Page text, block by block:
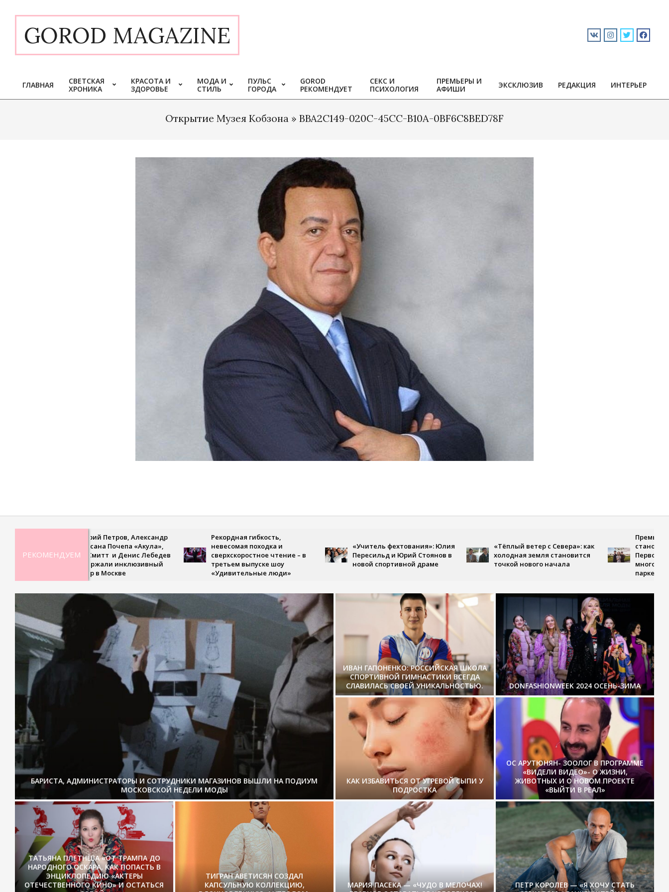
contentGOROD MAGAZINE
Primary
Navigation
ГЛАВНАЯ
СВЕТСКАЯ
ХРОНИКА
КРАСОТА И
ЗДОРОВЬЕ
МОДА И
СТИЛЬ
ПУЛЬС
ГОРОДА
GOROD
РЕКОМЕНДУЕТ
СЕКС И
ПСИХОЛОГИЯ
ПРЕМЬЕРЫ И
АФИШИ
ЭКСКЛЮЗИВ РЕДАКЦИЯ ИНТЕРЬЕР
Открытие Музея Кобзона » BBA2C149-020C-45CC-B10A-0BF6C8BED78F
08-
РЕКОМЕНДУЕМ
Дмитрий Петров, Александр
Ян, Оксана Почепа «Акула»,
Кира Смитт и Денис Лебедев
поддержали инклюзивный
турнир в Москве
Рекордная гибкость,
невесомая походка и
сверхскоростное чтение – в
третьем выпуске шоу
«Удивительные люди»
«Учитель фехтования»: Юлия
Пересильд и Юрий Стоянов в
новой спортивной драме
«Тёплый ветер с Севера»: как
холодная земля становится
точкой нового начала
Премьера, где
становится
Первом канале
многосерийная
парке Чаир»
БАРИСТА, АДМИНИСТРАТОРЫ И СОТРУДНИКИ МАГАЗИНОВ ВЫШЛИ НА ПОДИУМ
МОСКОВСКОЙ НЕДЕЛИ МОДЫ
ИВАН ГАПОНЕНКО: РОССИЙСКАЯ ШКОЛА
СПОРТИВНОЙ ГИМНАСТИКИ ВСЕГДА
СЛАВИЛАСЬ СВОЕЙ УНИКАЛЬНОСТЬЮ.
DONFASHIONWEEK 2024 ОСЕНЬ-ЗИМА
КАК ИЗБАВИТЬСЯ ОТ УГРЕВОЙ СЫПИ У
ПОДРОСТКА
ОС АРУТЮНЯН- ЗООЛОГ В ПРОГРАММЕ
«ВИДЕЛИ ВИДЕО»- О ЖИЗНИ,
ЖИВОТНЫХ И О НОВОМ ПРОЕКТЕ
«ВЫЙТИ В РЕАЛ»
ТАТЬЯНА ПЛЕТНЁВА «ОТ ТРАМПА ДО
НАРОДНОГО ОСКАРА, КАК ПОПАСТЬ В
ЭНЦИКЛОПЕДИЮ «АКТЕРЫ
ОТЕЧЕСТВЕННОГО КИНО» И ОСТАТЬСЯ
ТИГРАН АВЕТИСЯН СОЗДАЛ
КАПСУЛЬНУЮ КОЛЛЕКЦИЮ,
МАРИЯ ПАСЕКА — «ЧУДО В МЕЛОЧАХ!
ПЕТР КОРОЛЕВ — «Я ХОЧУ СТАТЬ